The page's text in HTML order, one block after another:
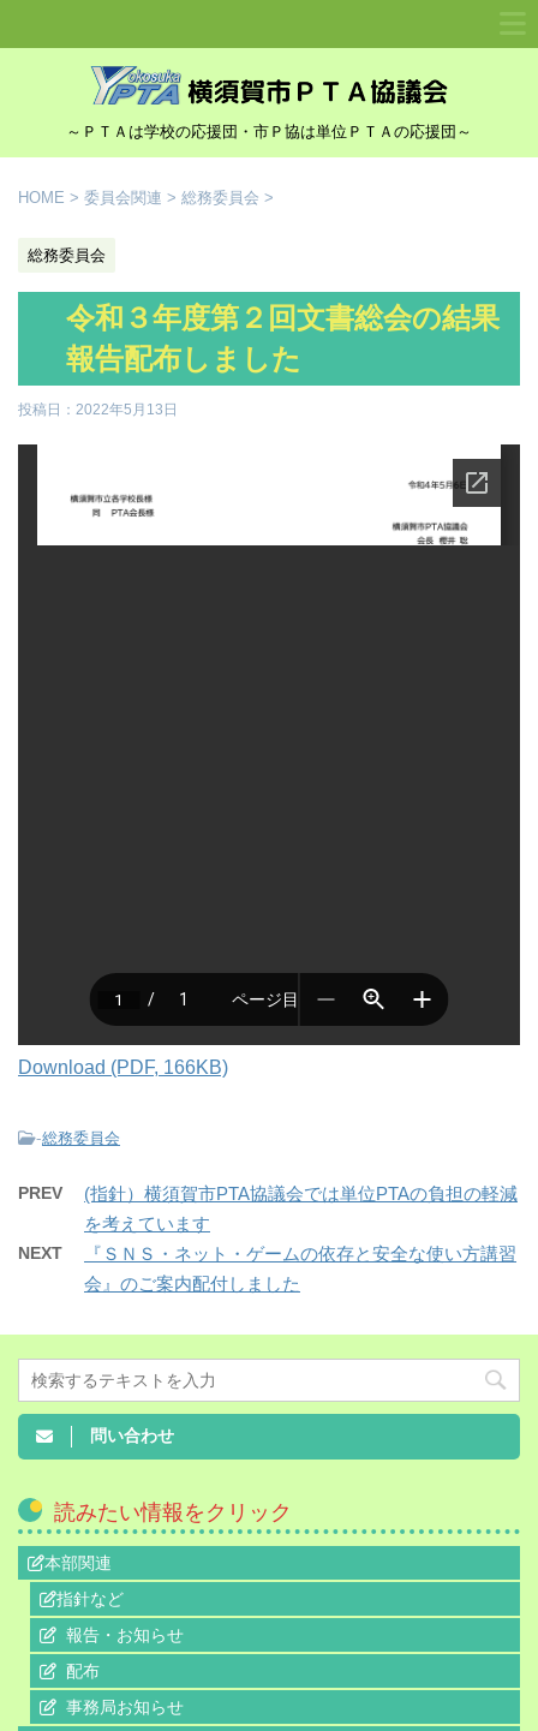
～ＰＴＡは学校の応援団・市Ｐ協は単位ＰＴＡの応援団～
HOME > 委員会関連 > 総務委員会 >
総務委員会
令和３年度第２回文書総会の結果
報告配布しました
投稿日： 2022年5月13日
Download (PDF, 166KB)
-総務委員会
PREV
(指針）横須賀市PTA協議会では単位PTAの負担の軽減
を考えています
NEXT
『ＳＮＳ・ネット・ゲームの依存と安全な使い方講習
会』のご案内配付しました
問い合わせ
読みたい情報をクリック
本部関連
指針など
報告・お知らせ
配布
事務局お知らせ